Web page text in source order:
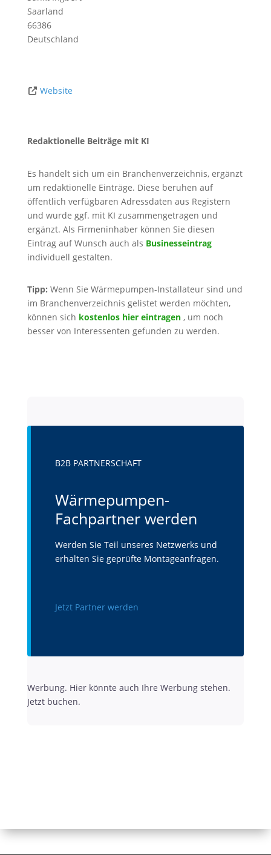
Saarland
66386
Deutschland
Website
Redaktionelle Beiträge mit KI
Es handelt sich um ein Branchenverzeichnis, ergänzt
um redaktionelle Einträge. Diese beruhen auf
öffentlich verfügbaren Adressdaten aus Registern
und wurde ggf. mit KI zusammengetragen und
ergänzt. Als Firmeninhaber können Sie diesen
Eintrag auf Wunsch auch als Businesseintrag
individuell gestalten.
Tipp: Wenn Sie Wärmepumpen-Installateur sind und
im Branchenverzeichnis gelistet werden möchten,
können sich kostenlos hier eintragen, um noch
besser von Interessenten gefunden zu werden.
B2B PARTNERSCHAFT
Wärmepumpen-
Fachpartner werden
Werden Sie Teil unseres Netzwerks und
erhalten Sie geprüfte Montageanfragen.
Jetzt Partner werden
Werbung. Hier könnte auch Ihre Werbung stehen.
Jetzt buchen.